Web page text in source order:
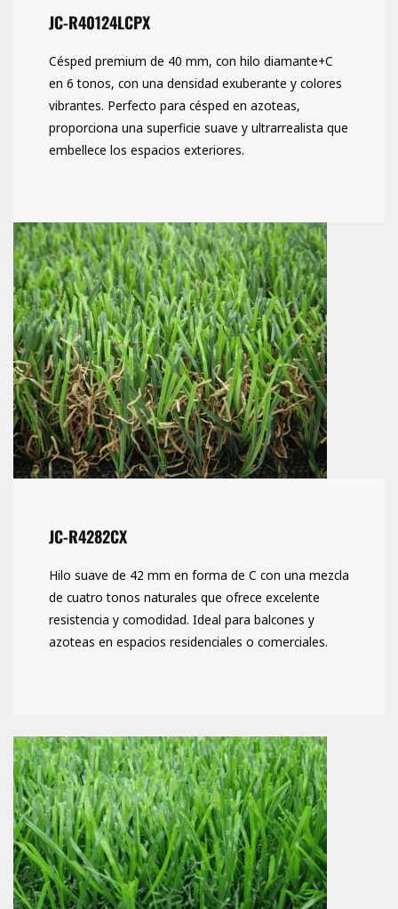
JC-R40124LCPX
Césped premium de 40 mm, con hilo diamante+C
en 6 tonos, con una densidad exuberante y colores
vibrantes. Perfecto para césped en azoteas,
proporciona una superficie suave y ultrarrealista que
embellece los espacios exteriores.
JC-R4282CX
Hilo suave de 42 mm en forma de C con una mezcla
de cuatro tonos naturales que ofrece excelente
resistencia y comodidad. Ideal para balcones y
azoteas en espacios residenciales o comerciales.